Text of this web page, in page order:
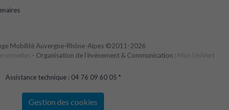
Mobilité Auvergne-Rhône-Alpes ©2011-2026
- Organisation de l'événement & Communication : Mon UniVert
Assistance technique : 04 76 09 60 05 *
Gestion des cookies